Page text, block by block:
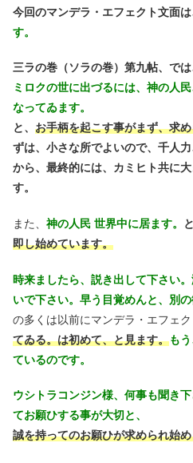
今回のマンデラ・エフェクト文面は
す。
三ラの巻（ソラの巻）第九帖、では
ミロクの世に出づるには、神の人
なってゐます。
と、 お手柄を起こす事がまず、求
ずは、小さな所でよいので、千人
から、最終的には、カミヒト共に
す。
また、 神の人民 世界中に居ます。
即し始めています。
時来ましたら、説き出して下さい
いで下さい。早う目覚めんと、別の
の多くは以前にマンデラ・エフェク
てゐる。は初めて、と見ます。も
ているのです。
ウシトラコンジン様、何事も聞き
てお願ひする事が大切と、
誠を持ってのお願ひが求められ始